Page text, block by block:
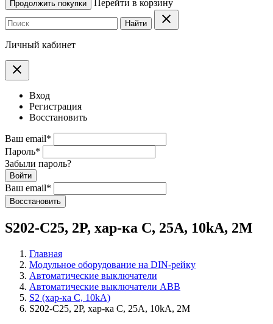
Продолжить покупки Перейти в корзину
Найти clear
Личный кабинет
clear
Вход
Регистрация
Восстановить
Ваш email*
Пароль*
Забыли пароль?
Войти
Ваш email*
Воcстановить
S202-С25, 2P, хар-ка C, 25A, 10kA, 2M
Главная
Модульное оборудование на DIN-рейку
Автоматические выключатели
Автоматические выключатели ABB
S2 (хар-ка C, 10kA)
S202-С25, 2P, хар-ка C, 25A, 10kA, 2M